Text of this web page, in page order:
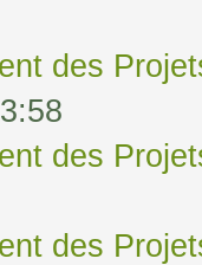
des
des
des